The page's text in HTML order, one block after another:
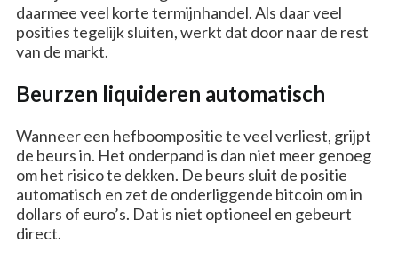
daarmee veel korte termijnhandel. Als daar veel
posities tegelijk sluiten, werkt dat door naar de rest
van de markt.
Beurzen liquideren automatisch
Wanneer een hefboompositie te veel verliest, grijpt
de beurs in. Het onderpand is dan niet meer genoeg
om het risico te dekken. De beurs sluit de positie
automatisch en zet de onderliggende bitcoin om in
dollars of euro’s. Dat is niet optioneel en gebeurt
direct.